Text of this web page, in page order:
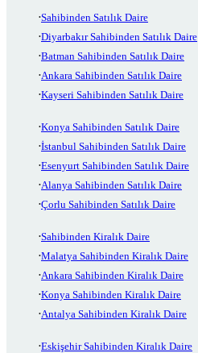
Sahibinden Satılık Daire
Diyarbakır Sahibinden Satılık Daire
Batman Sahibinden Satılık Daire
Ankara Sahibinden Satılık Daire
Kayseri Sahibinden Satılık Daire
Konya Sahibinden Satılık Daire
İstanbul Sahibinden Satılık Daire
Esenyurt Sahibinden Satılık Daire
Alanya Sahibinden Satılık Daire
Çorlu Sahibinden Satılık Daire
Sahibinden Kiralık Daire
Malatya Sahibinden Kiralık Daire
Ankara Sahibinden Kiralık Daire
Konya Sahibinden Kiralık Daire
Antalya Sahibinden Kiralık Daire
Eskişehir Sahibinden Kiralık Daire